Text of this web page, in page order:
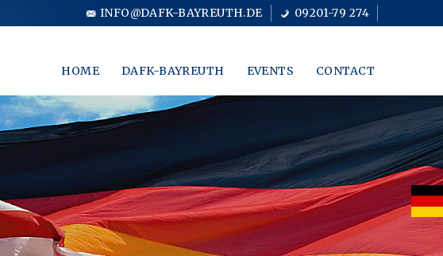
INFO@DAFK-BAYREUTH.DE 09201-79 274
HOME DAFK-BAYREUTH EVENTS CONTACT